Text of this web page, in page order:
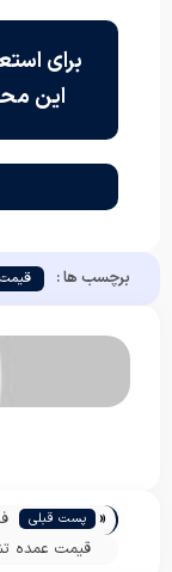
برای
این
برچسب ها :
« پست قبلی
قیمت عمده